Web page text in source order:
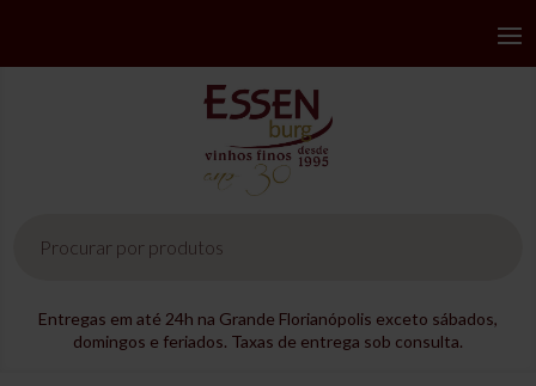
produtos
Entregas em até 24h na Grande Florianópolis exceto sábados,
domingos e feriados. Taxas de entrega sob consulta.